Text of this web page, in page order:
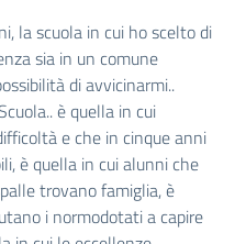
la scuola in cui ho scelto di
sia in un comune
di avvicinarmi..
è quella in cui
e che in cinque anni
è quella in cui alunni che
trovano famiglia, è
i normodotati a capire